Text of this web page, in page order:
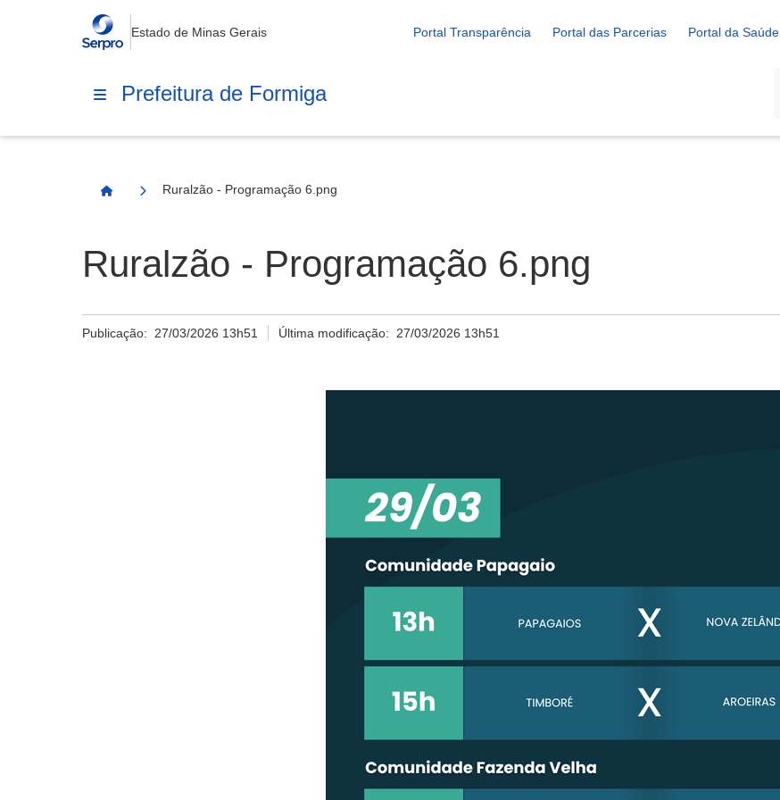
Estado de Minas Gerais Portal Transparência Portal das Parcerias Portal da Saúde
Prefeitura de Formiga
Página Inicial
Ruralzão - Programação 6.png
Ruralzão - Programação 6.png
Publicação: 27/03/2026 13h51 Última modificação: 27/03/2026 13h51